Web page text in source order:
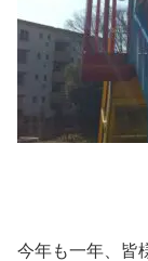
今年も一年、皆